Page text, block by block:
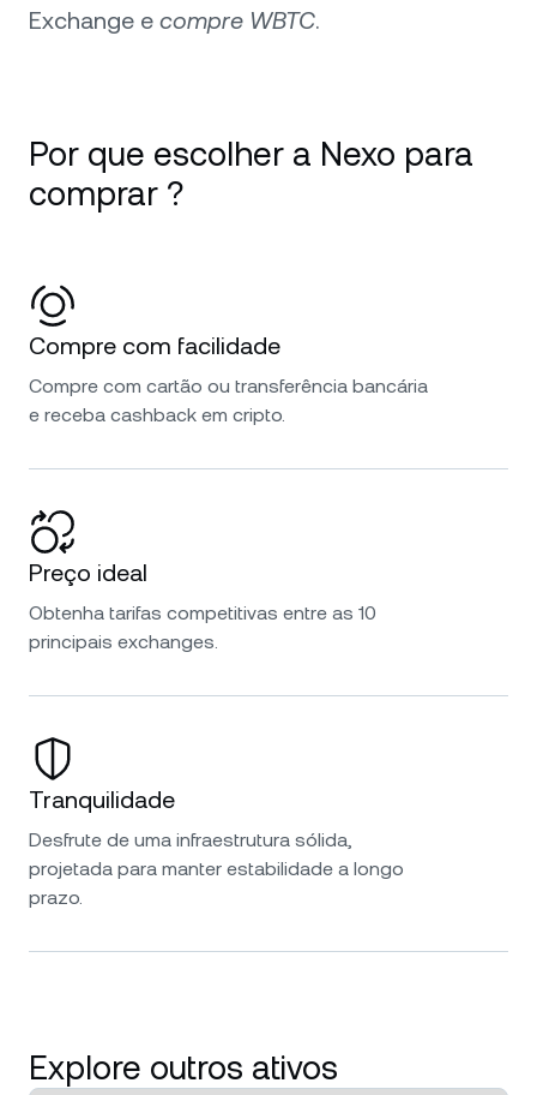
Exchange e compre WBTC.
Por que escolher a Nexo para
comprar ?
Compre com facilidade
Compre com cartão ou transferência bancária
e receba cashback em cripto.
Preço ideal
Obtenha tarifas competitivas entre as 10
principais exchanges.
Tranquilidade
Desfrute de uma infraestrutura sólida,
projetada para manter estabilidade a longo
prazo.
Explore outros ativos